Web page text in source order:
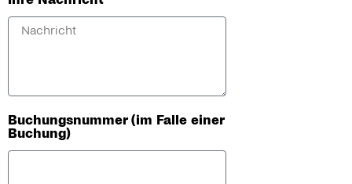
Buchungsnummer (im Falle einer
Buchung)